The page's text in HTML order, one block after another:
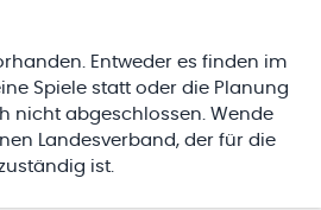
Entweder es finden im
Spiele statt oder die Planung
nicht abgeschlossen. Wende
Landesverband, der für die
ist.